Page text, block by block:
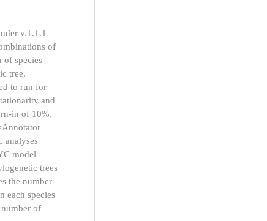
v.1.1.1
of
of species
tree,
to run for
and
in of 10%,
analyses
model
trees
the number
each species
number of